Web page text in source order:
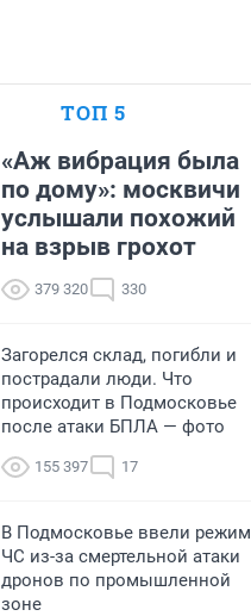
ТОП 5
«Аж вибрация была
по дому»: москвичи
услышали похожий
на взрыв грохот
379 320 330
Загорелся склад, погибли и
пострадали люди. Что
происходит в Подмосковье
после атаки БПЛА — фото
155 397 17
В Подмосковье ввели режим
ЧС из-за смертельной атаки
дронов по промышленной
зоне